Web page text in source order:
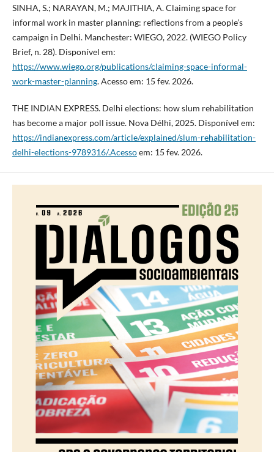
SINHA, S.; NARAYAN, M.; MAJITHIA, A. Claiming space for
informal work in master planning: reflections from a people’s
campaign in Delhi. Manchester: WIEGO, 2022. (WIEGO Policy
Brief, n. 28). Disponível em:
https://www.wiego.org/publications/claiming-space-informal-
work-master-planning. Acesso em: 15 fev. 2026.
THE INDIAN EXPRESS. Delhi elections: how slum rehabilitation
has become a major poll issue. Nova Délhi, 2025. Disponível em:
https://indianexpress.com/article/explained/slum-rehabilitation-
delhi-elections-9789316/.Acessoem: 15 fev. 2026.